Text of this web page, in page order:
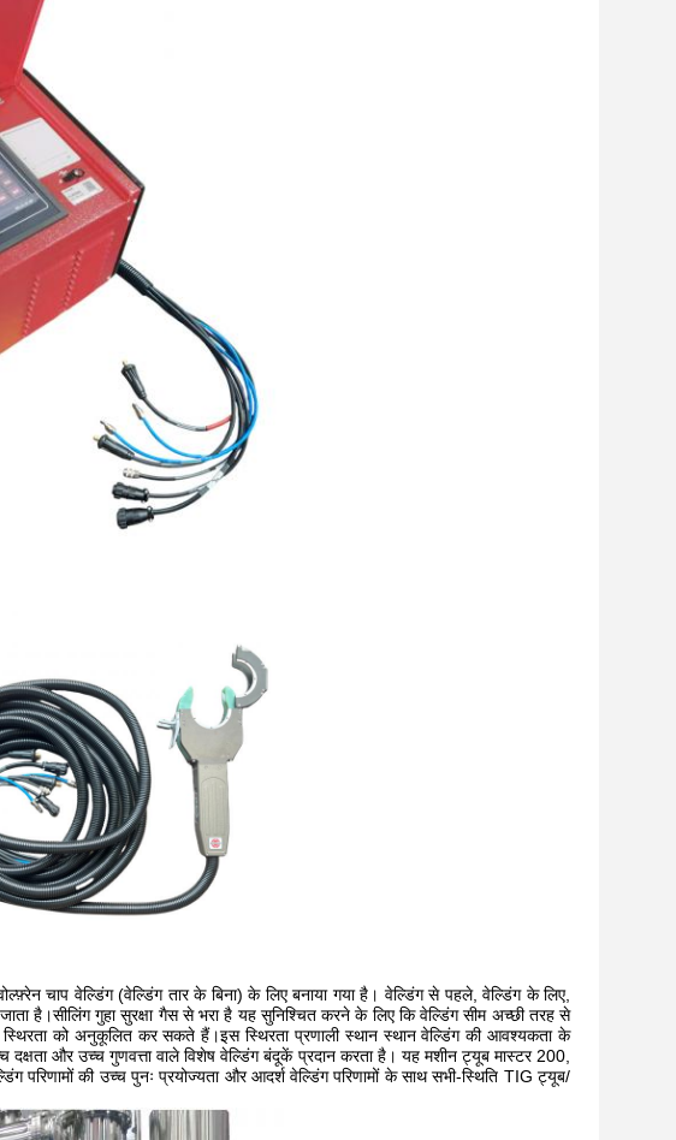
चाप वेल्डिंग (वेल्डिंग तार के बिना) के लिए बनाया गया है। वेल्डिंग से पहले, वेल्डिंग के लिए,
है।सीलिंग गुहा सुरक्षा गैस से भरा है यह सुनिश्चित करने के लिए कि वेल्डिंग सीम अच्छी तरह से
को अनुकूलित कर सकते हैं।इस स्थिरता प्रणाली स्थान स्थान वेल्डिंग की आवश्यकता के
और उच्च गुणवत्ता वाले विशेष वेल्डिंग बंदूकें प्रदान करता है। यह मशीन ट्यूब मास्टर 200,
परिणामों की उच्च पुनः प्रयोज्यता और आदर्श वेल्डिंग परिणामों के साथ सभी-स्थिति TIG ट्यूब/